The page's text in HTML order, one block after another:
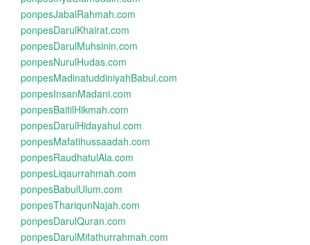
ponpesJabalRahmah.com
ponpesDarulKhairat.com
ponpesDarulMuhsinin.com
ponpesNurulHudas.com
ponpesMadinatuddiniyahBabul.com
ponpesInsanMadani.com
ponpesBaitilHikmah.com
ponpesDarulHidayahul.com
ponpesMafatihussaadah.com
ponpesRaudhatulAla.com
ponpesLiqaurrahmah.com
ponpesBabulUlum.com
ponpesThariqunNajah.com
ponpesDarulQuran.com
ponpesDarulMifathurrahmah.com